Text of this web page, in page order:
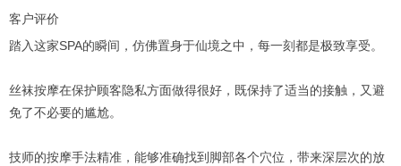
客户评价
踏入这家SPA的瞬间，仿佛置身于仙境之中，每一刻都是极致享受。
丝袜按摩在保护顾客隐私方面做得很好，既保持了适当的接触，又避
免了不必要的尴尬。
技师的按摩手法精准，能够准确找到脚部各个穴位，带来深层次的放